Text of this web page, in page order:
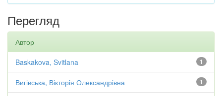
Перегляд
Автор
1
Baskakova, Svitlana
1
Вигівська, Вікторія Олександрівна